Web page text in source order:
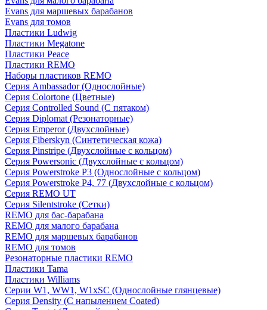
Evans для маршевых барабанов
Evans для томов
Пластики Ludwig
Пластики Megatone
Пластики Peace
Пластики REMO
Наборы пластиков REMO
Серия Ambassador (Однослойные)
Серия Colortone (Цветные)
Серия Controlled Sound (С пятаком)
Серия Diplomat (Резонаторные)
Серия Emperor (Двухслойные)
Серия Fiberskyn (Синтетическая кожа)
Серия Pinstripe (Двухслойные с кольцом)
Серия Powersonic (Двухслойные с кольцом)
Серия Powerstroke P3 (Однослойные с кольцом)
Серия Powerstroke P4, 77 (Двухслойные с кольцом)
Серия REMO UT
Серия Silentstroke (Сетки)
REMO для бас-барабана
REMO для малого барабана
REMO для маршевых барабанов
REMO для томов
Резонаторные пластики REMO
Пластики Tama
Пластики Williams
Серии W1, WW1, W1xSC (Однослойные глянцевые)
Серия Density (C напылением Coated)